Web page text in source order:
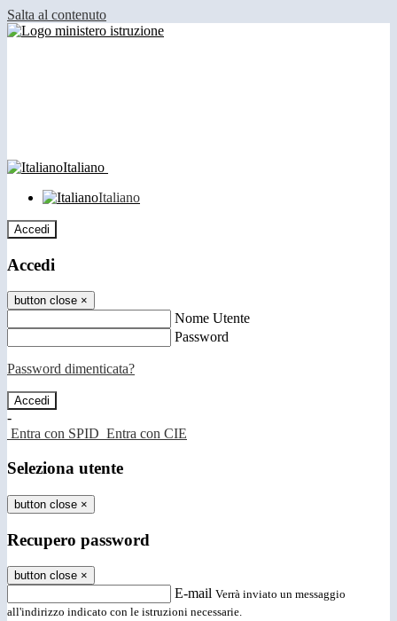
Salta al contenuto
Italiano
Italiano
Accedi
Accedi
button close ×
Nome Utente
Password
Password dimenticata?
-
Entra con SPID Entra con CIE
Seleziona utente
button close ×
Recupero password
button close ×
E-mail Verrà inviato un messaggio
all'indirizzo indicato con le istruzioni necessarie.